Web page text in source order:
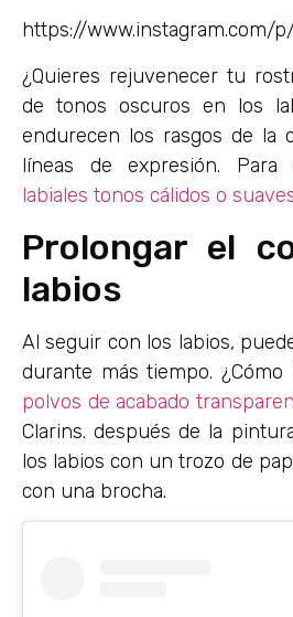
https://www.instagram.com/
¿Quieres rejuvenecer tu
de tonos oscuros en los
endurecen los rasgos de la
líneas de expresión.
labiales tonos cálidos o
Prolongar el
labios
Al seguir con los labios,
durante más tiempo. ¿Cómo
polvos de acabado
Clarins. después de la
los labios con un trozo de
con una brocha.